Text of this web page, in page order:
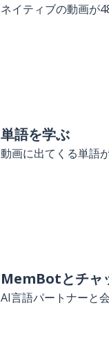
ネイティブの動画が
単語を学ぶ
動画に出てくる単語
MemBotとチャ
AI言語パートナーと